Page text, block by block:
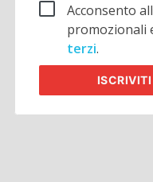
Acconsento
promozionali
terzi.
ISCRIVITI